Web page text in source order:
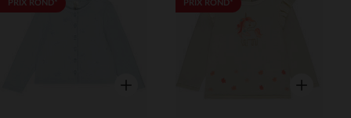
PRIX ROND*
Aperçu rapide
PRIX ROND*
Aperçu